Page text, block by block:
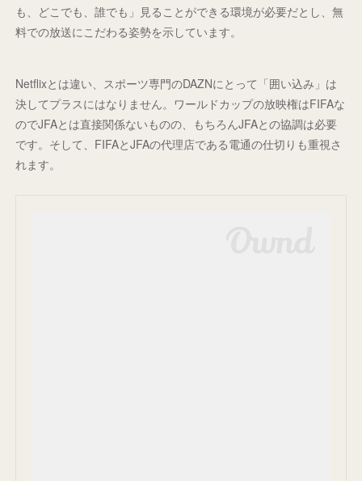
も、どこでも、誰でも」見ることができる環境が必要だとし、無
料での放送にこだわる姿勢を示しています。
Netflixとは違い、スポーツ専門のDAZNにとって「囲い込み」は
決してプラスにはなりません。ワールドカップの放映権はFIFAな
のでJFAとは直接関係ないものの、もちろんJFAとの協調は必要
です。そして、FIFAとJFAの代理店である電通の仕切りも重視さ
れます。